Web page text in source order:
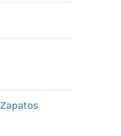
Zapatos